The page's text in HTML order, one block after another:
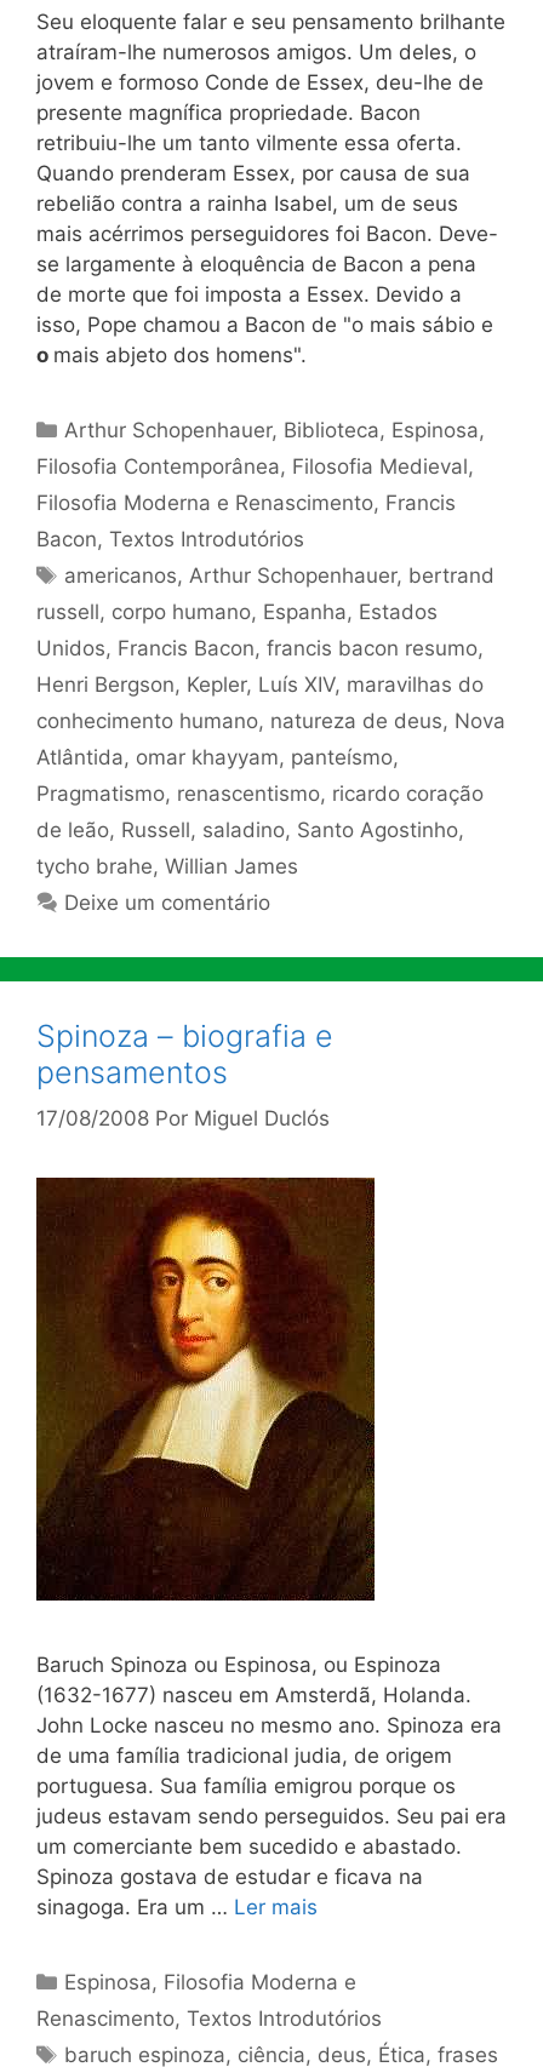
Seu eloquente falar e seu pensamento brilhante
atraíram-lhe numerosos amigos. Um deles, o
jovem e formoso Conde de Essex, deu-lhe de
presente magnífica propriedade. Bacon
retribuiu-lhe um tanto vilmente essa oferta.
Quando prenderam Essex, por causa de sua
rebelião contra a rainha Isabel, um de seus
mais acérrimos perseguidores foi Bacon. Deve-
se largamente à eloquência de Bacon a pena
de morte que foi imposta a Essex. Devido a
isso, Pope chamou a Bacon de "o mais sábio e
o mais abjeto dos homens".
Categorias
Arthur Schopenhauer, Biblioteca, Espinosa,
Filosofia Contemporânea, Filosofia Medieval,
Filosofia Moderna e Renascimento, Francis
Bacon, Textos Introdutórios
Tags
americanos, Arthur Schopenhauer, bertrand
russell, corpo humano, Espanha, Estados
Unidos, Francis Bacon, francis bacon resumo,
Henri Bergson, Kepler, Luís XIV, maravilhas do
conhecimento humano, natureza de deus, Nova
Atlântida, omar khayyam, panteísmo,
Pragmatismo, renascentismo, ricardo coração
de leão, Russell, saladino, Santo Agostinho,
tycho brahe, Willian James
Deixe um comentário
Spinoza – biografia e
pensamentos
17/08/2008 Por Miguel Duclós
Baruch Spinoza ou Espinosa, ou Espinoza
(1632-1677) nasceu em Amsterdã, Holanda.
John Locke nasceu no mesmo ano. Spinoza era
de uma família tradicional judia, de origem
portuguesa. Sua família emigrou porque os
judeus estavam sendo perseguidos. Seu pai era
um comerciante bem sucedido e abastado.
Spinoza gostava de estudar e ficava na
sinagoga. Era um … Ler mais
Categorias
Espinosa, Filosofia Moderna e
Renascimento, Textos Introdutórios
Tags
baruch espinoza, ciência, deus, Ética,frases